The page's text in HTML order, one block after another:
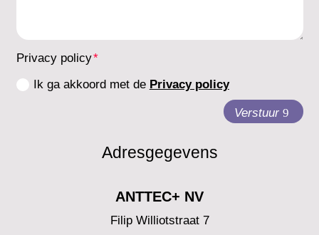
Privacy policy
Ik ga akkoord met de Privacy policy
Verstuur
Adresgegevens
ANTTEC+ NV
Filip Williotstraat 7